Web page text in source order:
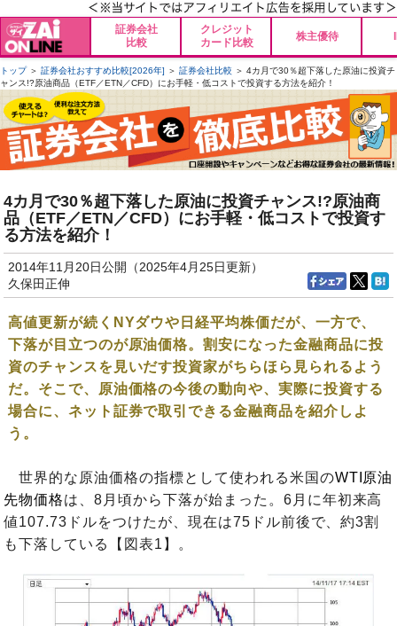
証券会社
比較
クレジット
カード比較
株主優待
トップ＞ 証券会社おすすめ比較[2026年] ＞ 証券会社比較 ＞ 4カ月で30％超下落した原油に投資チ
ャンス!?原油商品（ETF／ETN／CFD）にお手軽・低コストで投資する方法を紹介！
4カ月で30％超下落した原油に投資チャンス!?原油商
品（ETF／ETN／CFD）にお手軽・低コストで投資す
る方法を紹介！
2014年11月20日公開（2025年4月25日更新）
久保田正伸
高値更新が続くNYダウや日経平均株価だが、一方で、
下落が目立つのが原油価格。割安になった金融商品に投
資のチャンスを見いだす投資家がちらほら見られるよう
だ。そこで、原油価格の今後の動向や、実際に投資する
場合に、ネット証券で取引できる金融商品を紹介しよ
う。
世界的な原油価格の指標として使われる米国のWTI原油
先物価格は、8月頃から下落が始まった。6月に年初来高
値107.73ドルをつけたが、現在は75ドル前後で、約3割
も下落している【図表1】。